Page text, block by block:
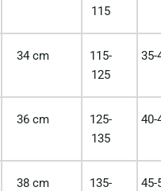
115
34 cm
115-
125
35-
36 cm
125-
135
40-
38 cm
135-
45-